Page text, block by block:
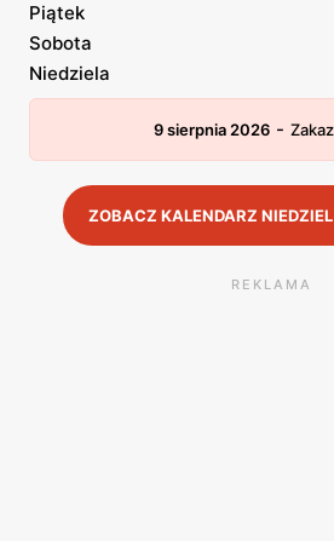
Piątek
Sobota
Niedziela
9 sierpnia 2026 -
ZOBACZ KALENDARZ
REKLAMA